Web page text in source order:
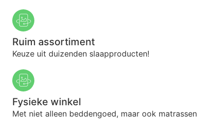
Ruim assortiment
Keuze uit duizenden slaapproducten!
Fysieke winkel
Met niet alleen beddengoed, maar ook matrassen